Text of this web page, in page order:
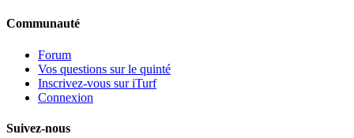
Communauté
Forum
Vos questions sur le quinté
Inscrivez-vous sur iTurf
Connexion
Suivez-nous